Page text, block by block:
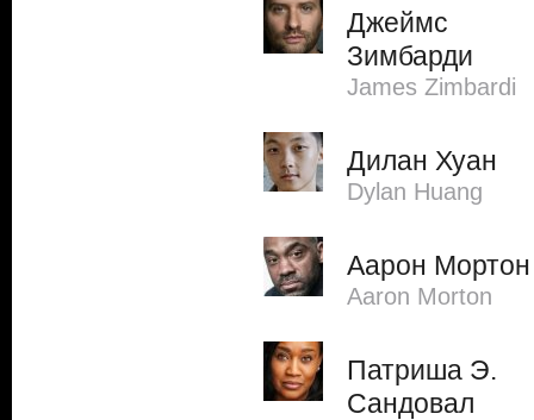
Джеймс
Зимбарди
James Zimbardi
Дилан Хуан
Dylan Huang
Аарон Мортон
Aaron Morton
Патриша Э.
Сандовал